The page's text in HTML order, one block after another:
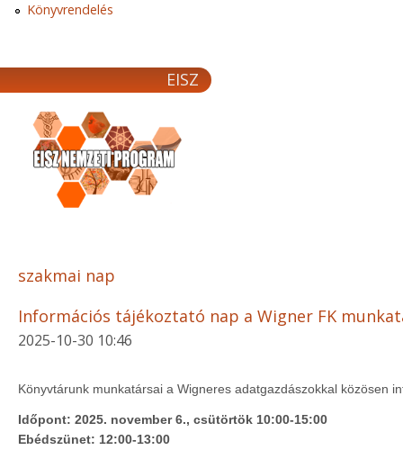
Könyvrendelés
EISZ
szakmai nap
Információs tájékoztató nap a Wigner FK
2025-10-30 10:46
Könyvtárunk munkatársai a Wigneres adatgazdászokkal közösen
Időpont: 2025. november 6., csütörtök 10:00-15:00
Ebédszünet: 12:00-13:00